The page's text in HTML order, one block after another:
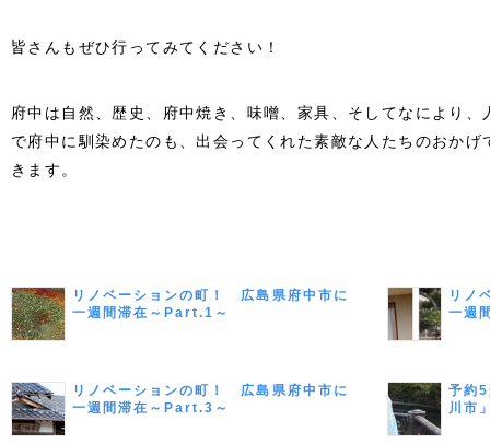
皆さんもぜひ行ってみてください！
府中は自然、歴史、府中焼き、味噌、家具、そしてなにより
で府中に馴染めたのも、出会ってくれた素敵な人たちのおか
きます。
リノベーションの町！ 広島県府中市に
一週間滞在～Part.1～
リノ
一週
リノベーションの町！ 広島県府中市に
一週間滞在～Part.3～
予約
川市